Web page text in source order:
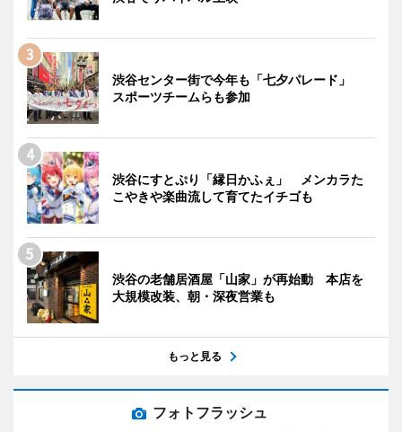
渋谷センター街で今年も「七夕パレード」
スポーツチームらも参加
渋谷にすとぷり「縁日かふぇ」 メンカラた
こやきや楽曲流して育てたイチゴも
渋谷の老舗居酒屋「山家」が再始動 本店を
大規模改装、朝・深夜営業も
もっと見る
フォトフラッシュ